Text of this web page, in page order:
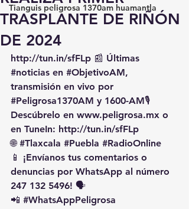
Tianguis peligrosa 1370am huamantla
TRASPLANTE DE RIÑÓN
DE 2024
http://tun.in/sfFLp 📰 Últimas
#noticias en #ObjetivoAM,
transmisión en vivo por
#Peligrosa1370AM y 1600-AM🎙️
Descúbrelo en www.peligrosa.mx o
en TuneIn: http://tun.in/sfFLp
🌐 #Tlaxcala #Puebla #RadioOnline
📱 ¡Envíanos tus comentarios o
denuncias por WhatsApp al número
247 132 5496! 🗣️
📲 #WhatsAppPeligrosa